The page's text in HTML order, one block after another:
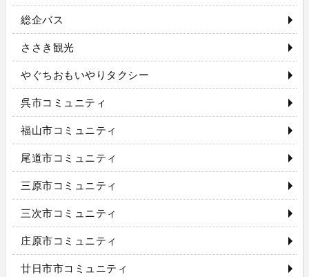
総企バス
ささき観光
やぐちおもいやりタクシー
呉市コミュニティ
福山市コミュニティ
尾道市コミュニティ
三原市コミュニティ
三次市コミュニティ
庄原市コミュニティ
廿日市市コミュニティ